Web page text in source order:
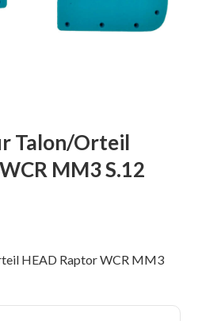
Talon/Orteil
MM3 S.12
HEAD Raptor WCR MM3